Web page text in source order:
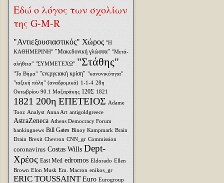
Εδώ ο λόγος των σχολίων
της G-M-R
"Αντιεξουσιαστικός" Χώρος "Η
ΚΑΘΗΜΕΡΙΝΗ" "Μακεδονική γλώσσα" "Μετά-
αλήθεια" "ΣΥΜΜΕΤΕΧΩ" "Στάθης"
"Το Βήμα" "ενεργειακή κρίση" "κανονικότητα"
"ταξική πάλη" (αναδρομικά) 1-1-4 28η
Οκτωβρίου 90.1 Μαζαράκης 120Σ 1821
1821 200η ΕΠΕΤΕΙΟΣ Adame
Tooz Analyst Anna Art antigoldgreece
AstraZeneca Athens Democracy Forum
bankingnews Bill Gates Binoy Kampmark Brain
Drain Brexit Chevron CNN_gr Commission
coronavirus Costas Wills Dept-
Χρέος East Med edromos Eldorado Ellen
Brown Elon Musk Em. Macron enikos_gr
ERIC TOUSSAINT Euro Eurogroup